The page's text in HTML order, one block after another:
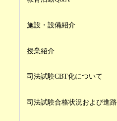
施設・設備紹介
授業紹介
司法試験CBT化について
司法試験合格状況および進路